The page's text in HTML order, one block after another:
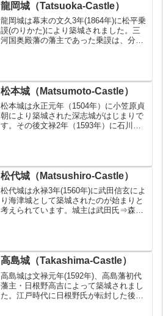
龍岡城（Tatsuoka-Castle）
龍岡城は幕末の文久3年(1864年)に松平乗
謨(のりかた)により築城されました。三
河国奥殿藩の藩主であった乗謨は、分領
りまし...
松本城（Matsumoto-Castle）
松本城は永正元年（1504年）に小笠原貞
朝により築城された深志城がはじまりで
す。その後文禄2年（1593年）に石川数
の姿のまま残って...
松代城（Matsushiro-Castle）
松代城は永禄3年(1560年)に武田信玄によ
り海津城として築城されたのが始まりと
考えられています。城主は武田氏⇒森長
により廃城となり...
高島城（Takashima-Castle）
高島城は文禄元年(1592年)、高島藩初代
藩主・日根野高吉によって築城されまし
た。江戸時代に日根野氏が転封した後